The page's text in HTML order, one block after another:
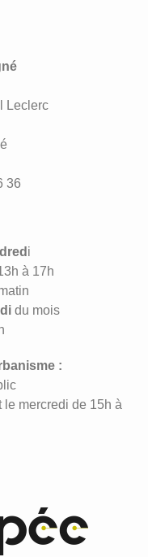
Leclerc
36
i
à 17h
du mois
:
le mercredi de 15h à